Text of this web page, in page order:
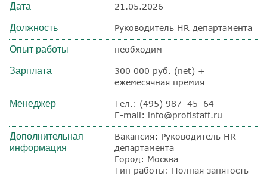
Дата 21.05.2026
Должность Руководитель HR департамента
Опыт работы необходим
Зарплата
300 000 руб. (net) +
ежемесячная премия
Менеджер
Тел.: (495) 987–45–64
E-mail: info@profistaff.ru
Дополнительная
информация
Вакансия: Руководитель HR
департамента
Город: Москва
Тип работы: Полная занятость